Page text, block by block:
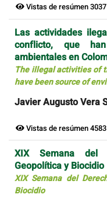
Vistas de resúmen
Las actividades
conflicto, que
ambientales en
The illegal activities of
have been source of
Javier Augusto Vera
Vistas de resúmen
XIX Semana del
Geopolítica y Biocidio
XIX Semana del
Biocidio